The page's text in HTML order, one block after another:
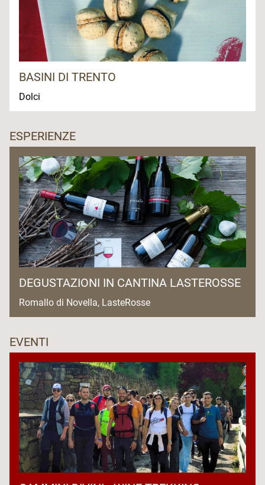
BASINI DI TRENTO
Dolci
ESPERIENZE
DEGUSTAZIONI IN CANTINA LASTEROSSE
Romallo di Novella, LasteRosse
EVENTI